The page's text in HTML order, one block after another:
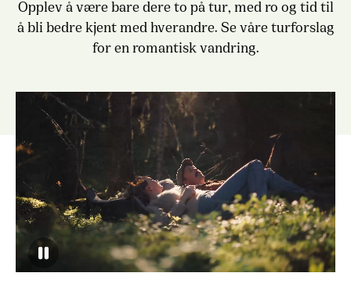
Opplev å være bare dere to på tur, med ro og tid til
å bli bedre kjent med hverandre. Se våre turforslag
for en romantisk vandring.